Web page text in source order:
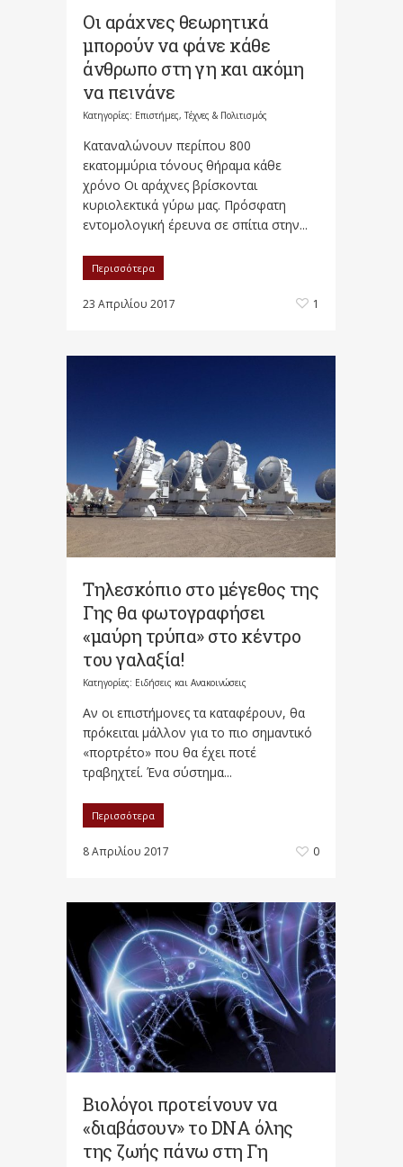
Οι αράχνες θεωρητικά
μπορούν να φάνε κάθε
άνθρωπο στη γη και ακόμη
να πεινάνε
Κατηγορίες: Επιστήμες, Τέχνες & Πολιτισμός
Καταναλώνουν περίπου 800
εκατομμύρια τόνους θήραμα κάθε
χρόνο Οι αράχνες βρίσκονται
κυριολεκτικά γύρω μας. Πρόσφατη
εντομολογική έρευνα σε σπίτια στην...
Περισσότερα
23 Απριλίου 2017 1
Τηλεσκόπιο στο μέγεθος της
Γης θα φωτογραφήσει
«μαύρη τρύπα» στο κέντρο
του γαλαξία!
Κατηγορίες: Ειδήσεις και Ανακοινώσεις
Αν οι επιστήμονες τα καταφέρουν, θα
πρόκειται μάλλον για το πιο σημαντικό
«πορτρέτο» που θα έχει ποτέ
τραβηχτεί. Ένα σύστημα...
Περισσότερα
8 Απριλίου 2017 0
Βιολόγοι προτείνουν να
«διαβάσουν» το DNA όλης
της ζωής πάνω στη Γη